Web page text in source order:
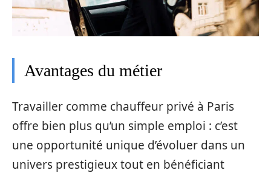
Avantages du métier
Travailler comme chauffeur privé à Paris
offre bien plus qu’un simple emploi : c’est
une opportunité unique d’évoluer dans un
univers prestigieux tout en bénéficiant